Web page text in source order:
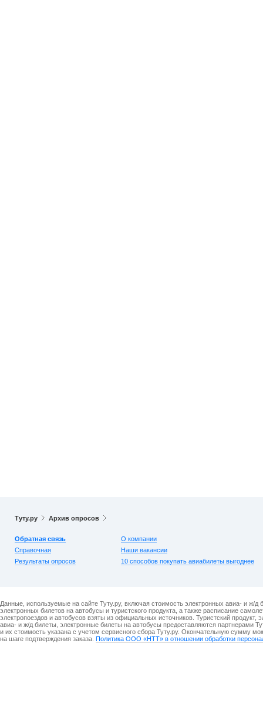
Туту.ру Архив опросов
Обратная связь
Справочная
Результаты опросов
О компании
Наши вакансии
10 способов покупать авиабилеты выгоднее
Данные, используемые на сайте Туту.ру, включая стоимость электронных авиа- и ж/д
электронных билетов на автобусы и туристского продукта, а также расписание
электропоездов и автобусов взяты из официальных источников. Туристский продукт,
авиа- и ж/д билеты, электронные билеты на автобусы предоставляются партнерами
и их стоимость указана с учетом сервисного сбора Туту.ру. Окончательную сумму
на шаге подтверждения заказа. Политика ООО «НТТ» в отношении обработки